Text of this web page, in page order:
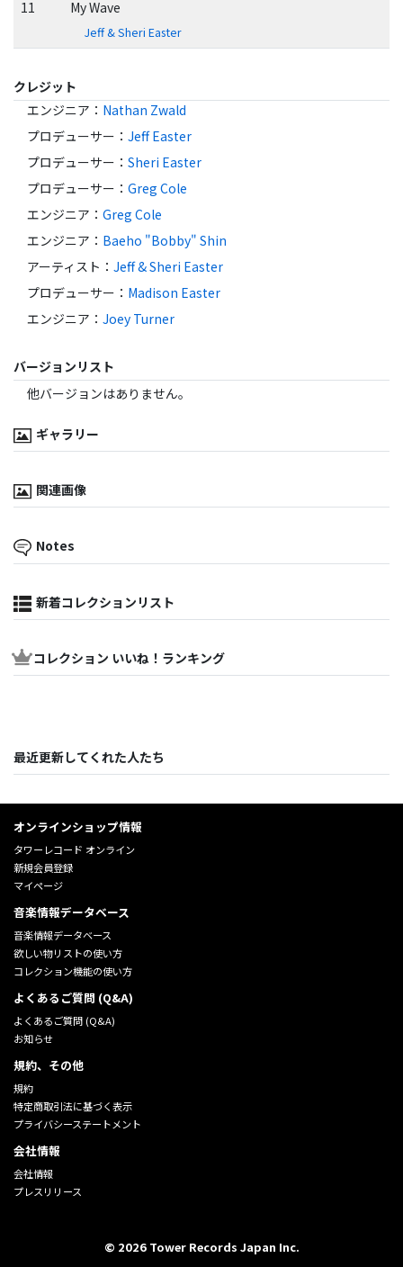
11 My Wave
Jeff & Sheri Easter
クレジット
エンジニア ： Nathan Zwald
プロデューサー ： Jeff Easter
プロデューサー ： Sheri Easter
プロデューサー ： Greg Cole
エンジニア ： Greg Cole
エンジニア ： Baeho "Bobby" Shin
アーティスト ： Jeff & Sheri Easter
プロデューサー ： Madison Easter
エンジニア ： Joey Turner
バージョンリスト
他バージョンはありません。
ギャラリー
関連画像
Notes
新着コレクションリスト
コレクション いいね！ランキング
最近更新してくれた人たち
オンラインショップ情報
タワーレコード オンライン
新規会員登録
マイページ
音楽情報データベース
音楽情報データベース
欲しい物リストの使い方
コレクション機能の使い方
よくあるご質問 (Q&A)
よくあるご質問 (Q&A)
お知らせ
規約、その他
規約
特定商取引法に基づく表示
プライバシーステートメント
会社情報
会社情報
プレスリリース
© 2026Tower Records Japan Inc.